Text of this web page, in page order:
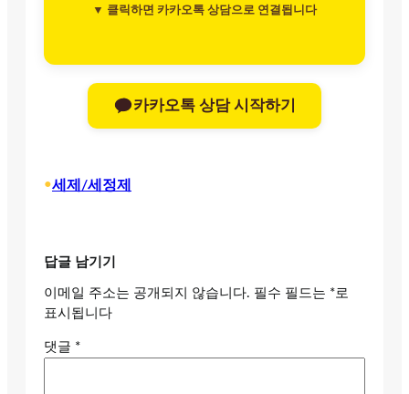
▼ 클릭하면 카카오톡 상담으로 연결됩니다
카카오톡 상담 시작하기
•세제/세정제
답글 남기기
이메일 주소는 공개되지 않습니다. 필수 필드는 *로
표시됩니다
댓글 *